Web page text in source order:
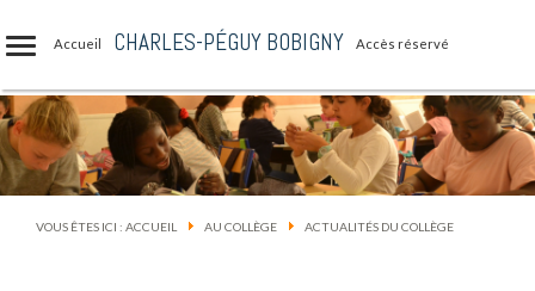
Accueil CHARLES-PÉGUY BOBIGNY Accès réservé
VOUS ÊTES ICI : ACCUEIL AU COLLÈGE ACTUALITÉS DU COLLÈGE